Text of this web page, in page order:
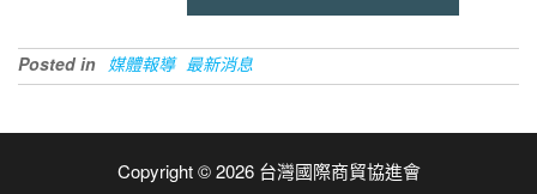
Posted in 媒體報導 最新消息
Copyright © 2026 台灣國際商貿協進會